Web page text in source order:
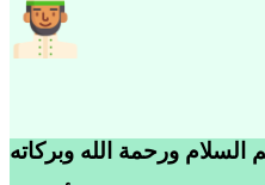
السلام ورحمة الله وبركاته